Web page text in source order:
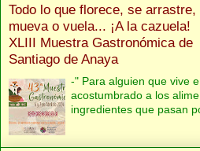
Todo lo que florece, se arrastre,
mueva o vuela... ¡A la cazuela!
XLIII Muestra Gastronómica de
Santiago de Anaya
-" Para alguien que vive
acostumbrado a los
ingredientes que pasan